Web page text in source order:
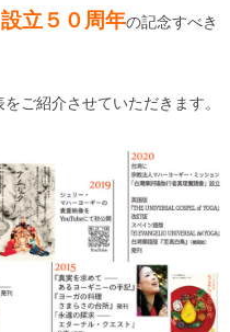
立５０周年の記念すべき
ご紹介させていただきます。